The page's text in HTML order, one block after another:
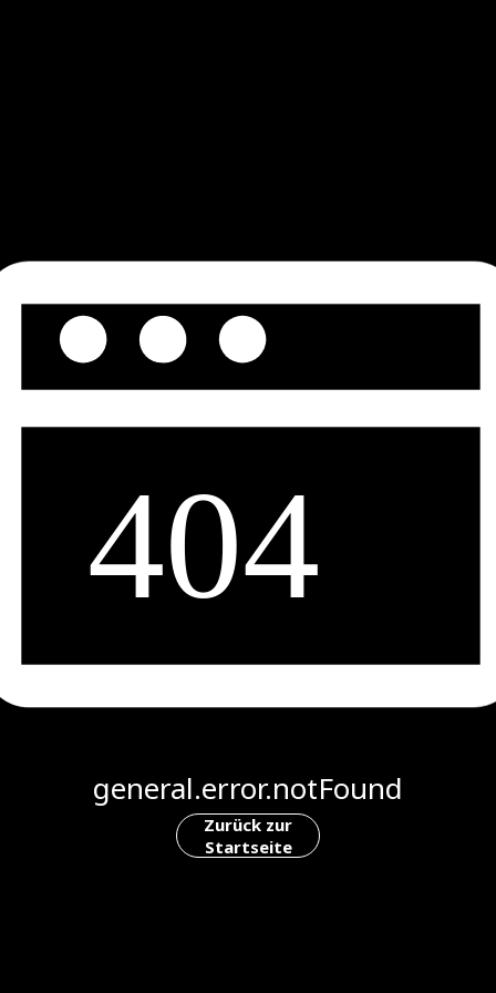
general.error.notFound
Zurück zur
Startseite